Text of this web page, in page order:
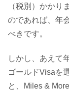
（税別）かかり
のであれば、年
べきです。
しかし、あえて
ゴールドVisaを
と、Miles &